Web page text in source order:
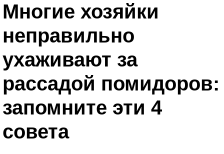
Многие хозяйки
неправильно
ухаживают за
рассадой помидоров:
запомните эти 4
совета